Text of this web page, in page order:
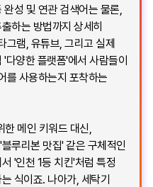
성 및 연관 검색어는 물론,
하는 방법까지 상세히
그램, 유튜브, 그리고 실제
양한 플랫폼'에서 사람들이
를 사용하는지 포착하는
메인 키워드 대신,
루리본 맛집' 같은 구체적인
'인천 1등 치킨'처럼 특정
식이죠. 나아가, 세탁기